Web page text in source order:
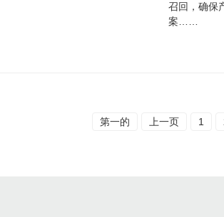
召回，确保
案……
第一的 上一页 1